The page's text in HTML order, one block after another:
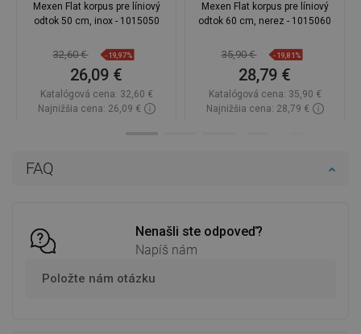
FAQ
Nenašli ste odpoveď?
Napíš nám
Položte nám otázku
Mexen Flat korpus pre líniový
odtok 50 cm, inox - 1015050
32,60 € -19,97%
26,09 €
Katalógová cena: 32,60 €
Najnižšia cena: 26,09 €
Mexen Flat korpus pre líniový
odtok 60 cm, nerez - 1015060
35,90 € -19,81%
28,79 €
Katalógová cena: 35,90 €
Najnižšia cena: 28,79 €